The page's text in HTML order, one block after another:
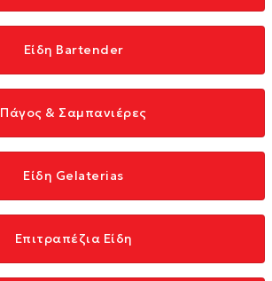
Είδη Bartender
Πάγος & Σαμπανιέρες
Είδη Gelaterias
Επιτραπέζια Είδη